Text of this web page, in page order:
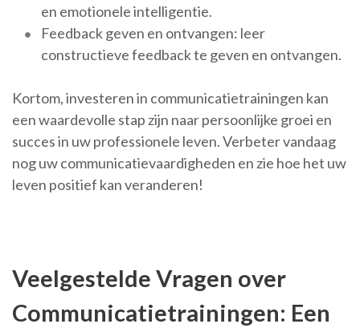
en emotionele intelligentie.
Feedback geven en ontvangen: leer
constructieve feedback te geven en ontvangen.
Kortom, investeren in communicatietrainingen kan
een waardevolle stap zijn naar persoonlijke groei en
succes in uw professionele leven. Verbeter vandaag
nog uw communicatievaardigheden en zie hoe het uw
leven positief kan veranderen!
Veelgestelde Vragen over
Communicatietrainingen: Een